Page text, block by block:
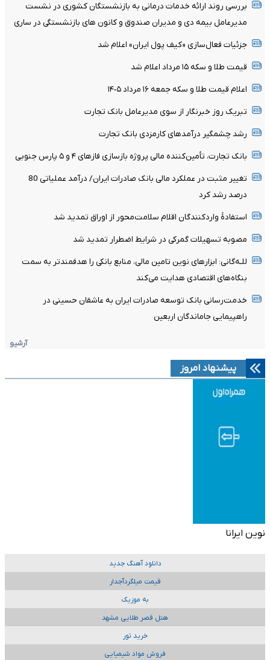
بررسی روند ارائه خدمات درمانی به بازنشستگان کشوری در نشست
مدیرعامل بیمه دی و مدیران صندوق و کانون های بازنشستگی در ساری
جزئیات فعال‌سازی «کیف پول ایران» اعلام شد
قیمت طلا و سکه ۱۵ مرداد اعلام شد
اعلام قیمت طلا و سکه جمعه ١۶ مرداد ١۴٠۵
تبریک روز خبرنگار از سوی مدیرعامل بانک تجارت
رشد چشمگیر درآمدهای کارمزدی بانک تجارت
بانک تجارت، تأمین‌کننده مالی پروژه بازسازی فازهای ۴ و ۵ پارس جنوبی
تغییر مثبت در عملکرد مالی بانک صادرات ایران/ درآمد عملیاتی 80
درصد رشد کرد
استفادۀ واردکنندگان اقلام سلامت‌محور از اوراق تمدید شد
مصوبه تسهیلات گمرکی در شرایط اضطرار تمدید شد
للـه‌گانی: ابزارهای نوین تامین مالی، منابع بانکی را هدفمندتر به سمت
بنگاه‌های اقتصادی هدایت می‌کند
خدمت‌رسانی بانک توسعه صادرات ایران به عاشقان حسینی در
راهپیمایی جاماندگان اربعین
آرشیو
پیشنهاد امروز
نوین ایرانا
دانلود آهنگ جدید
قیمت میلگردآجدار
به موزیک
هتل قصر طلایی مشهد
خرید تور
فروش مواد شیمیایی